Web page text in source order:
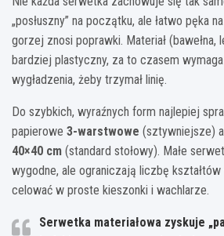
„posłuszny” na początku, ale łatwo pęka
gorzej znosi poprawki. Materiał (bawełna,
bardziej plastyczny, za to czasem
wygładzenia, żeby trzymał linię.
Do szybkich, wyraźnych form najlepiej
papierowe 3-warstwowe (sztywniejsze)
40×40 cm (standard stołowy). Małe
wygodne, ale ograniczają liczbę
celować w proste kieszonki i wachlarze.
Serwetka materiałowa zyskuje